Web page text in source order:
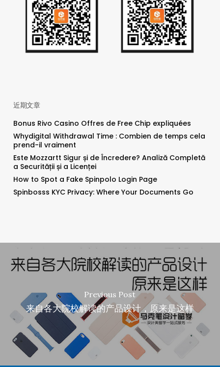
近期文章
Bonus Rivo Casino Offres de Free Chip expliquées
Whydigital Withdrawal Time : Combien de temps cela
prend-il vraiment
Este Mozzartt Sigur și de Încredere? Analiză Completă
a Securității și a Licenței
How to Spot a Fake Spinpolo Login Page
Spinbosss KYC Privacy: Where Your Documents Go
Previous Post
来自各大院校解读的产品设计，原来是这样